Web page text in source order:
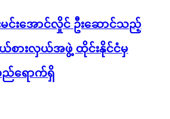
မင်းအောင်လှိုင် ဦးဆောင်သည့်
ယ်စားလှယ်အဖွဲ့ ထိုင်းနိုင်ငံမှ
ည်ရောက်ရှိ